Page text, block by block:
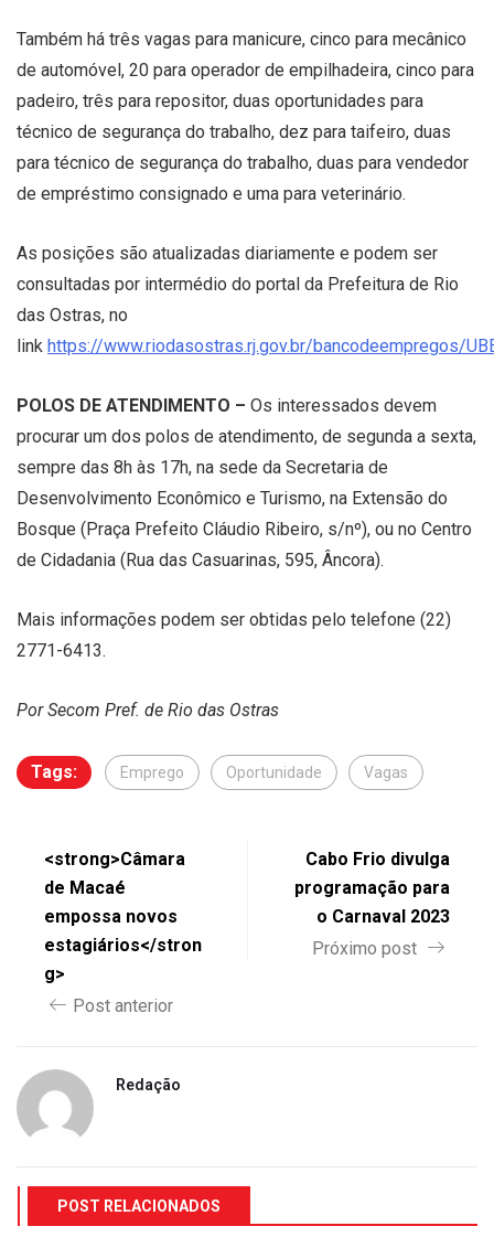
Também há três vagas para manicure, cinco para mecânico
de automóvel, 20 para operador de empilhadeira, cinco para
padeiro, três para repositor, duas oportunidades para
técnico de segurança do trabalho, dez para taifeiro, duas
para técnico de segurança do trabalho, duas para vendedor
de empréstimo consignado e uma para veterinário.
As posições são atualizadas diariamente e podem ser
consultadas por intermédio do portal da Prefeitura de Rio
das Ostras, no
link https://www.riodasostras.rj.gov.br/bancodeempregos/
POLOS DE ATENDIMENTO – Os interessados devem
procurar um dos polos de atendimento, de segunda a sexta,
sempre das 8h às 17h, na sede da Secretaria de
Desenvolvimento Econômico e Turismo, na Extensão do
Bosque (Praça Prefeito Cláudio Ribeiro, s/nº), ou no Centro
de Cidadania (Rua das Casuarinas, 595, Âncora).
Mais informações podem ser obtidas pelo telefone (22)
2771-6413.
Por Secom Pref. de Rio das Ostras
Tags: Emprego Oportunidade Vagas
<strong>Câmara
de Macaé
empossa novos
estagiários</stron
g>
Post anterior
Cabo Frio divulga
programação para
o Carnaval 2023
Próximo post
Redação
POST RELACIONADOS